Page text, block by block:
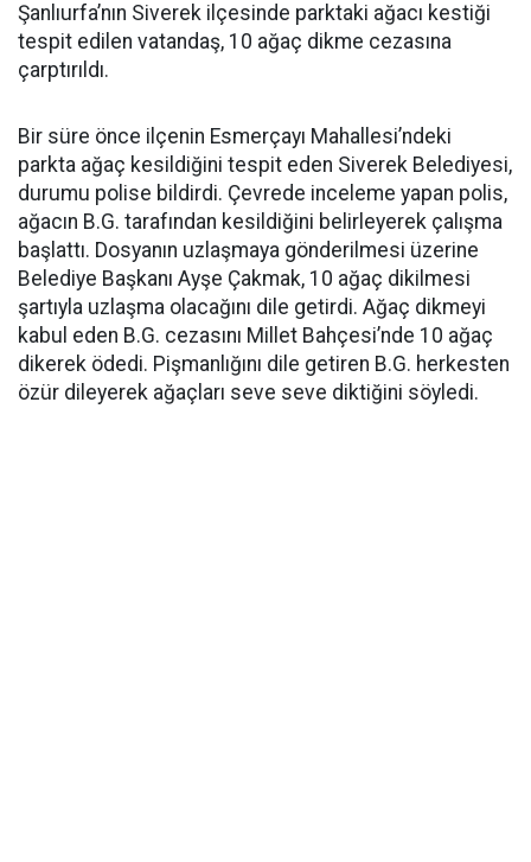
Şanlıurfa’nın Siverek ilçesinde parktaki ağacı kestiği
tespit edilen vatandaş, 10 ağaç dikme cezasına
çarptırıldı.
Bir süre önce ilçenin Esmerçayı Mahallesi’ndeki
parkta ağaç kesildiğini tespit eden Siverek Belediyesi,
durumu polise bildirdi. Çevrede inceleme yapan polis,
ağacın B.G. tarafından kesildiğini belirleyerek çalışma
başlattı. Dosyanın uzlaşmaya gönderilmesi üzerine
Belediye Başkanı Ayşe Çakmak, 10 ağaç dikilmesi
şartıyla uzlaşma olacağını dile getirdi. Ağaç dikmeyi
kabul eden B.G. cezasını Millet Bahçesi’nde 10 ağaç
dikerek ödedi. Pişmanlığını dile getiren B.G. herkesten
özür dileyerek ağaçları seve seve diktiğini söyledi.